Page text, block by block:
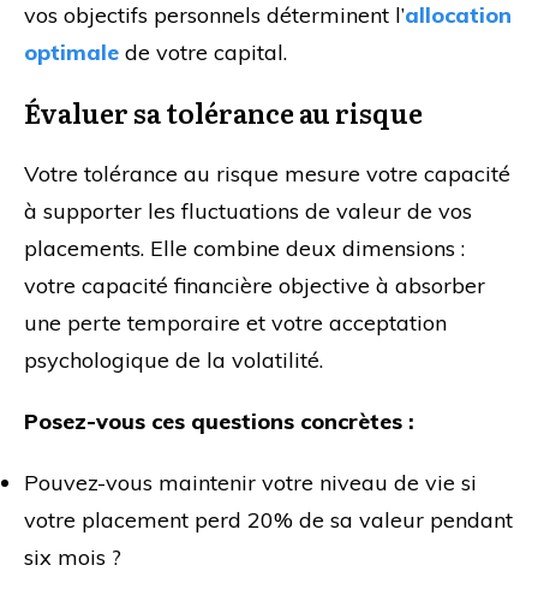
vos objectifs personnels déterminent l’allocation
optimale de votre capital.
Évaluer sa tolérance au risque
Votre tolérance au risque mesure votre capacité
à supporter les fluctuations de valeur de vos
placements. Elle combine deux dimensions :
votre capacité financière objective à absorber
une perte temporaire et votre acceptation
psychologique de la volatilité.
Posez-vous ces questions concrètes :
Pouvez-vous maintenir votre niveau de vie si
votre placement perd 20% de sa valeur pendant
six mois ?